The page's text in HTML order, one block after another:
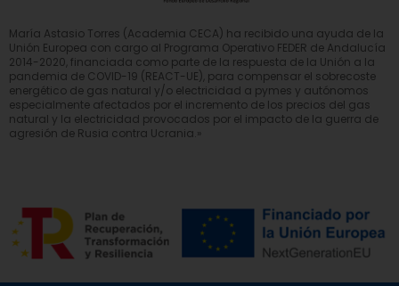
María Astasio Torres (Academia CECA) ha recibido una ayuda de la
Unión Europea con cargo al Programa Operativo FEDER de Andalucía
2014-2020, financiada como parte de la respuesta de la Unión a la
pandemia de COVID-19 (REACT-UE), para compensar el sobrecoste
energético de gas natural y/o electricidad a pymes y autónomos
especialmente afectados por el incremento de los precios del gas
natural y la electricidad provocados por el impacto de la guerra de
agresión de Rusia contra Ucrania.»